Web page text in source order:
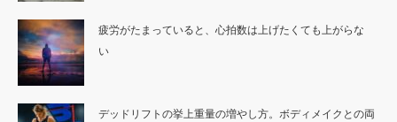
疲労がたまっていると、心拍数は上げたくても上がらな
い
デッドリフトの挙上重量の増やし方。ボディメイクとの両